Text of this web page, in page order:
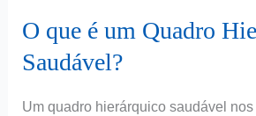
O que é um Quadro
Saudável?
Um quadro hierárquico saudável